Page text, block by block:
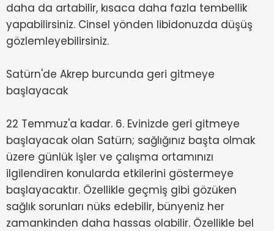
daha da artabilir, kısaca daha fazla tembellik
yapabilirsiniz. Cinsel yönden libidonuzda düşüş
gözlemleyebilirsiniz.
Satürn'de Akrep burcunda geri gitmeye
başlayacak
22 Temmuz'a kadar. 6. Evinizde geri gitmeye
başlayacak olan Satürn; sağlığınız başta olmak
üzere günlük işler ve çalışma ortamınızı
ilgilendiren konularda etkilerini göstermeye
başlayacaktır. Özellikle geçmiş gibi gözüken
sağlık sorunları nüks edebilir, bünyeniz her
zamankinden daha hassas olabilir. Özellikle bel